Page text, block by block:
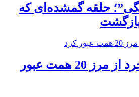
حلقه گمشده‌ای که
ارزش معاملات خرد از مرز 20 همت عبور